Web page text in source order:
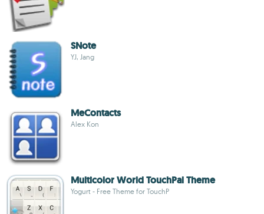
SNote
YJ, Jang
MeContacts
Alex Kon
Multicolor World TouchPal Theme
Yogurt - Free Theme for TouchP